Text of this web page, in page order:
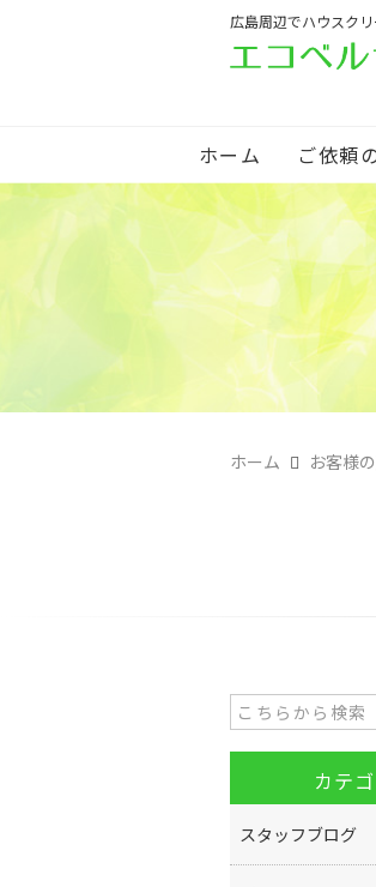
広島周辺でハウスク
ホーム ご依頼
ホーム お客様
カテ
スタッフブログ